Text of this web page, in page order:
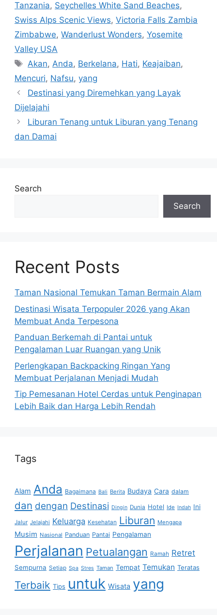
Tanzania, Seychelles White Sand Beaches,
Swiss Alps Scenic Views, Victoria Falls Zambia
Zimbabwe, Wanderlust Wonders, Yosemite
Valley USA
Tags
Akan,Anda, Berkelana, Hati, Keajaiban,
Mencuri, Nafsu, yang
Destinasi yang Diremehkan yang Layak
Dijelajahi
Liburan Tenang untuk Liburan yang Tenang
dan Damai
Search
Search
Recent Posts
Taman Nasional Temukan Taman Bermain Alam
Destinasi Wisata Terpopuler 2026 yang Akan
Membuat Anda Terpesona
Panduan Berkemah di Pantai untuk
Pengalaman Luar Ruangan yang Unik
Perlengkapan Backpacking Ringan Yang
Membuat Perjalanan Menjadi Mudah
Tip Pemesanan Hotel Cerdas untuk Penginapan
Lebih Baik dan Harga Lebih Rendah
Tags
Alam Anda Bagaimana Bali Berita Budaya Cara dalam
dan dengan Destinasi Dingin Dunia Hotel Ide Indah Ini
Jalur Jelajahi Keluarga Kesehatan Liburan Mengapa
Musim Nasional Panduan Pantai Pengalaman
Perjalanan Petualangan Ramah Retret
Sempurna Setiap Spa Stres Taman Tempat Temukan Teratas
Terbaik Tips untuk Wisata yang